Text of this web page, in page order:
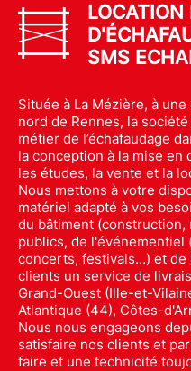
LOCATION
SMS
Située à La Mézière, à
nord de Rennes, la
métier de l’échafaudage
la conception à la mise
les études, la vente et la
Nous mettons à votre
matériel adapté à vos
du bâtiment (construction,
publics, de
concerts, festivals…) et de
clients un service de
Grand-Ouest (Ille-et-
Atlantique (44), Côtes-
Nous nous engageons
satisfaire nos clients et
faire et une technicité